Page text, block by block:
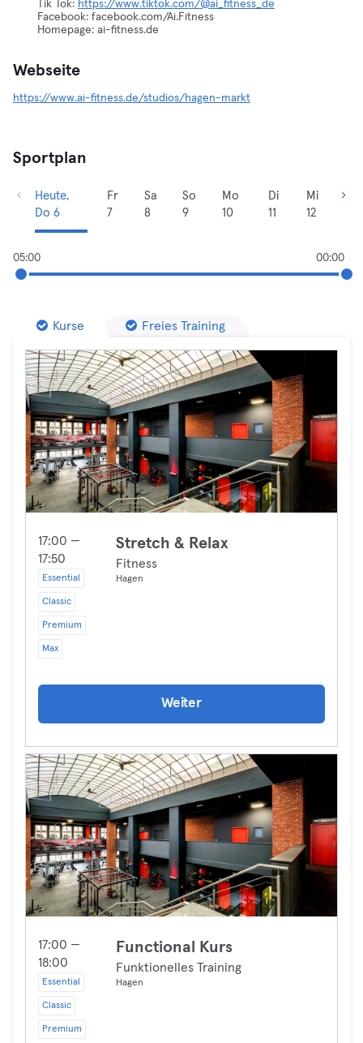
Tik Tok: https://www.tiktok.com/@ai_fitness_de
Facebook: facebook.com/Ai.Fitness
Homepage: ai-fitness.de
Webseite
https://www.ai-fitness.de/studios/hagen-markt
Sportplan
Heute,
Do 6
Fr
7
Sa
8
So
9
Mo
10
Di
11
Mi
12
05:00 00:00
Kurse Freies Training
17:00 —
17:50
Essential
Classic
Premium
Max
Stretch & Relax
Fitness
Hagen
Weiter
17:00 —
18:00
Essential
Classic
Premium
Functional Kurs
Funktionelles Training
Hagen